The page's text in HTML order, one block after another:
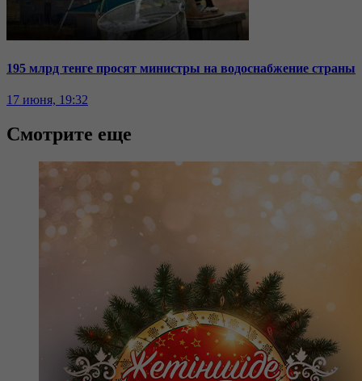
195 млрд тенге просят министры на водоснабжение страны
17 июня, 19:32
Смотрите еще